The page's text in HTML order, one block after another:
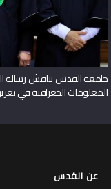
جامعة القدس تناقش رسالة
المعلومات الجغرافية في
عن القدس